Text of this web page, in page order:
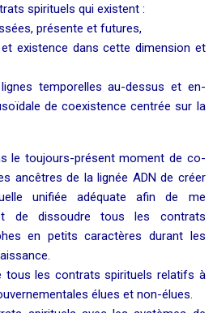
spirituels qui existent :
présente et futures,
existence dans cette dimension et
temporelles au-dessus et en-
de coexistence centrée sur la
le toujours-présent moment de co-
ancêtres de la lignée ADN de créer
unifiée adéquate afin de me
de dissoudre tous les contrats
en petits caractères durant les
tous les contrats spirituels relatifs à
élues et non-élues.